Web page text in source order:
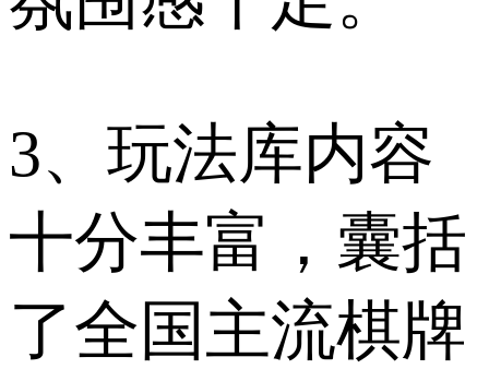
3、玩法库内容
十分丰富，囊括
了全国主流棋牌